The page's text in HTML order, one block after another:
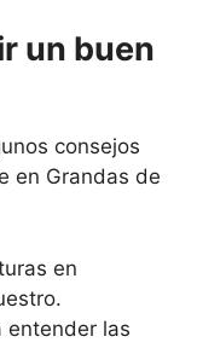
un buen
consejos
en Grandas de
en
entender las